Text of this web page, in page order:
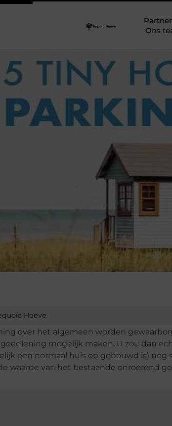
Ons
Hoeve
over het algemeen worden
mogelijk maken. U zou dan
een normaal huis op gebouwd is) nog
waarde van het bestaande onroerend